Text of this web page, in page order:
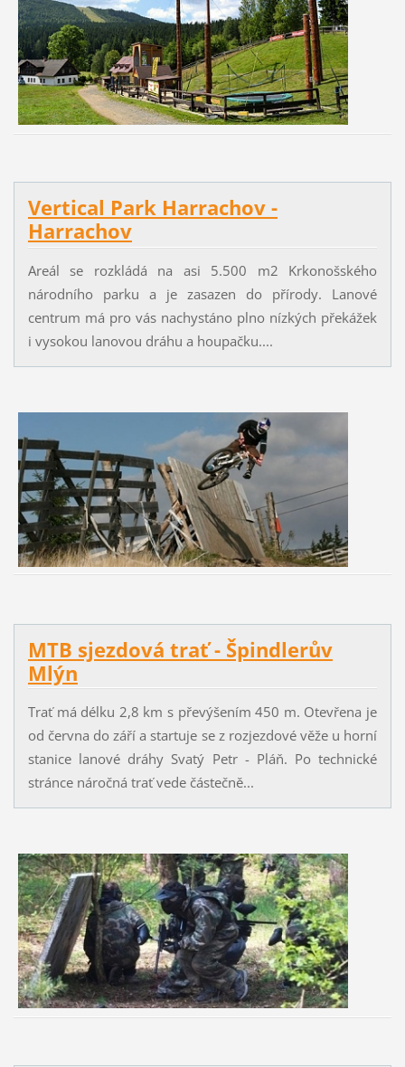
Vertical Park Harrachov -
Harrachov
Areál se rozkládá na asi 5.500 m2 Krkonošského
národního parku a je zasazen do přírody. Lanové
centrum má pro vás nachystáno plno nízkých překážek
i vysokou lanovou dráhu a houpačku....
MTB sjezdová trať - Špindlerův
Mlýn
Trať má délku 2,8 km s převýšením 450 m. Otevřena je
od června do září a startuje se z rozjezdové věže u horní
stanice lanové dráhy Svatý Petr - Pláň. Po technické
stránce náročná trať vede částečně...